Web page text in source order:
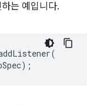
는 예입니다.
(
);